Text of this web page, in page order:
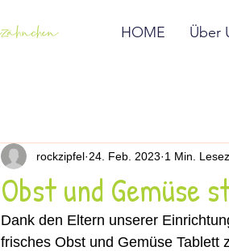
HOME Über
Obst und Gemüse
rockzipfel 24. Feb. 2023 1 Min.
Dank den Eltern unserer
frisches Obst und Gemüse Tablett